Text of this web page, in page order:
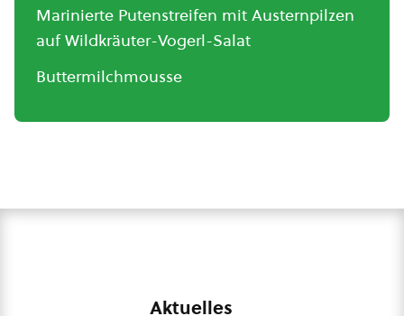
Marinierte Putenstreifen mit Austernpilzen
auf Wildkräuter-Vogerl-Salat
Buttermilchmousse
Aktuelles